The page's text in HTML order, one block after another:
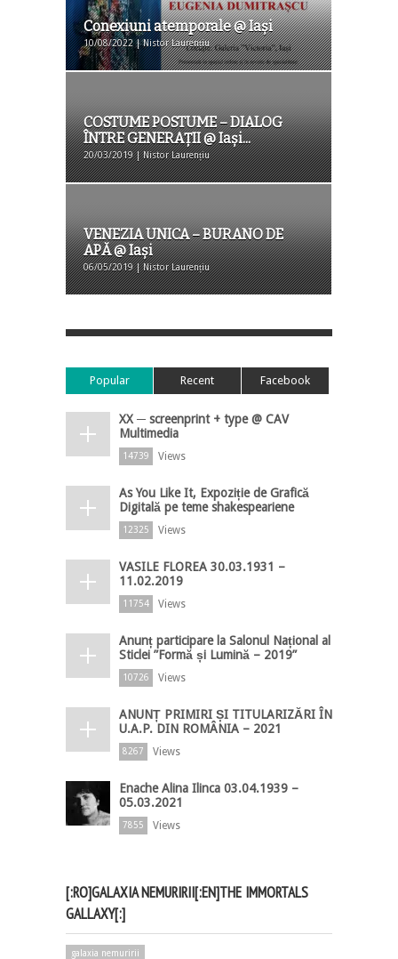
Conexiuni atemporale @ Iași
10/08/2022 | Nistor Laurențiu
COSTUME POSTUME – DIALOG
ÎNTRE GENERAȚII @ Iași...
20/03/2019 | Nistor Laurențiu
VENEZIA UNICA – BURANO DE
APĂ @ Iași
06/05/2019 | Nistor Laurențiu
Popular Recent Facebook
XX ─ screenprint + type @ CAV
Multimedia
14739 Views
As You Like It, Expoziție de Grafică
Digitală pe teme shakespeariene
12325 Views
VASILE FLOREA 30.03.1931 –
11.02.2019
11754 Views
Anunț participare la Salonul Național al
Sticlei ”Formă și Lumină – 2019”
10726 Views
ANUNȚ PRIMIRI ȘI TITULARIZĂRI ÎN
U.A.P. DIN ROMÂNIA – 2021
8267 Views
Enache Alina Ilinca 03.04.1939 –
05.03.2021
7855 Views
[:RO]GALAXIA NEMURIRII[:EN]THE IMMORTALS
GALLAXY[:]
galaxia nemuririi